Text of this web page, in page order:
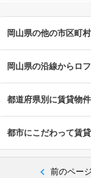
岡山県の他の市区町
岡山県の沿線からロ
都道府県別に賃貸物
都市にこだわって賃
前のペー